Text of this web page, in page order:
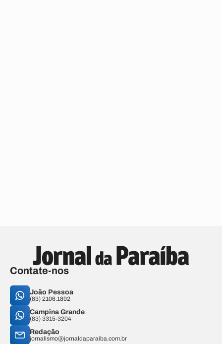
Contate-nos
João Pessoa
(83) 2106.1892
Campina Grande
(83) 3315-3204
Redação
jornalismo@jornaldaparaiba.com.br